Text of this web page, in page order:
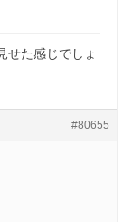
せた感じでしょ
#80655